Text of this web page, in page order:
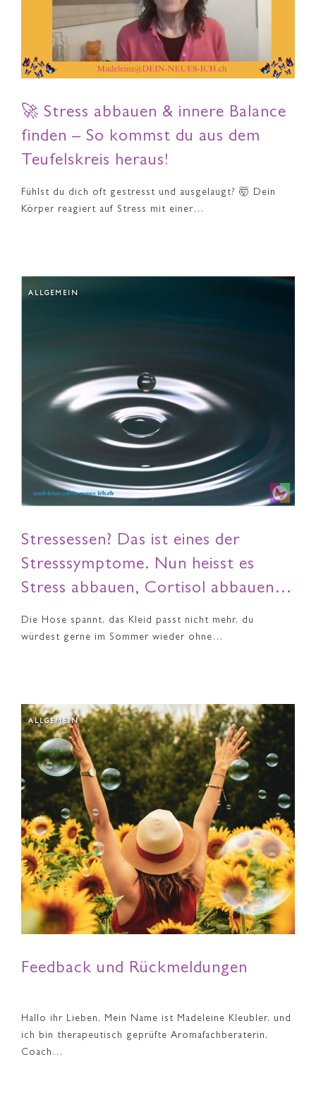
🚀 Stress abbauen & innere Balance
finden – So kommst du aus dem
Teufelskreis heraus!
Fühlst du dich oft gestresst und ausgelaugt? 🤯 Dein
Körper reagiert auf Stress mit einer…
ALLGEMEIN
Stressessen? Das ist eines der
Stresssymptome. Nun heisst es
Stress abbauen, Cortisol abbauen…
Die Hose spannt, das Kleid passt nicht mehr, du
würdest gerne im Sommer wieder ohne…
ALLGEMEIN
Feedback und Rückmeldungen
Hallo ihr Lieben, Mein Name ist Madeleine Kleubler, und
ich bin therapeutisch geprüfte Aromafachberaterin,
Coach…